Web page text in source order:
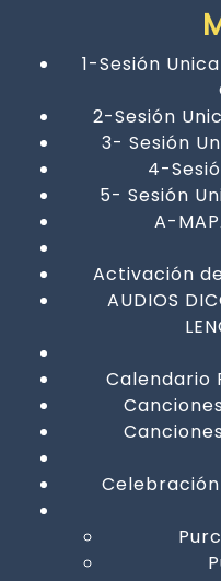
1-Sesión
2-Sesión
3- Sesión
4-
5- Sesión
A-
Activación
AUDIOS
Calendario